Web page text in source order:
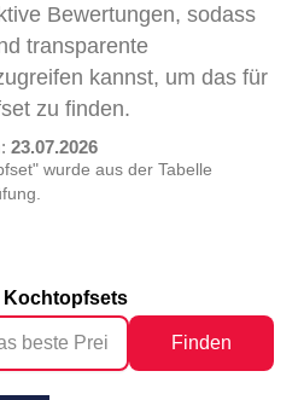
Bewertungen, sodass
transparente
kannst, um das für
zu finden.
23.07.2026
wurde aus der Tabelle
Kochtopfsets
Finden